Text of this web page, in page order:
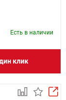
Есть в наличии
клик